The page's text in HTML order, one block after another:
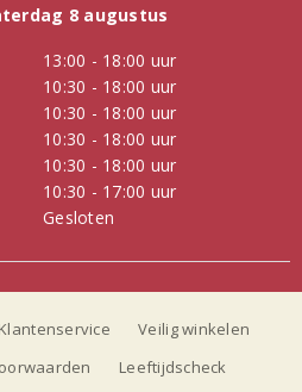
8 augustus
13:00 - 18:00 uur
10:30 - 18:00 uur
10:30 - 18:00 uur
10:30 - 18:00 uur
10:30 - 18:00 uur
10:30 - 17:00 uur
Gesloten
Klantenservice
Veilig winkelen
Leeftijdscheck